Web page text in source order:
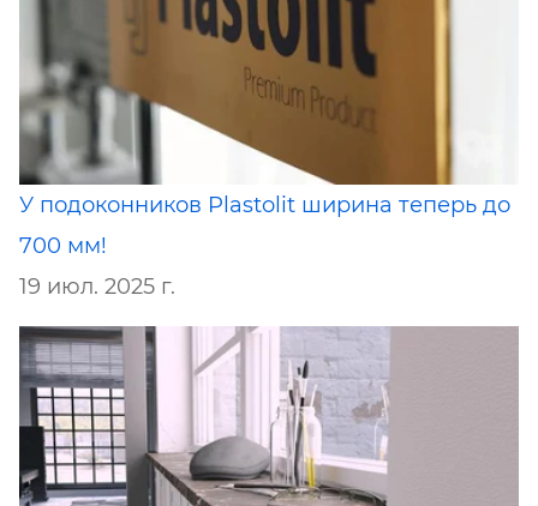
У подоконников Plastolit ширина теперь до
700 мм!
19 июл. 2025 г.